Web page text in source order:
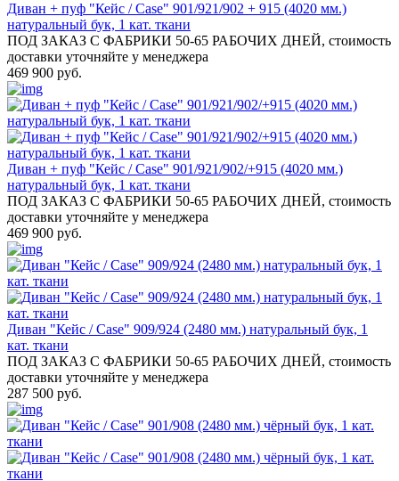
Диван + пуф "Кейс / Case" 901/921/902 + 915 (4020 мм.)
натуральный бук, 1 кат. ткани
ПОД ЗАКАЗ С ФАБРИКИ 50-65 РАБОЧИХ ДНЕЙ, стоимость
доставки уточняйте у менеджера
469 900 руб.
Диван + пуф "Кейс / Case" 901/921/902/+915 (4020 мм.)
натуральный бук, 1 кат. ткани
ПОД ЗАКАЗ С ФАБРИКИ 50-65 РАБОЧИХ ДНЕЙ, стоимость
доставки уточняйте у менеджера
469 900 руб.
Диван "Кейс / Case" 909/924 (2480 мм.) натуральный бук, 1
кат. ткани
ПОД ЗАКАЗ С ФАБРИКИ 50-65 РАБОЧИХ ДНЕЙ, стоимость
доставки уточняйте у менеджера
287 500 руб.